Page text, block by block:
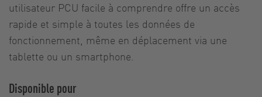
utilisateur PCU facile à comprendre offre un accès
rapide et simple à toutes les données de
fonctionnement, même en déplacement via une
tablette ou un smartphone.
Disponible pour